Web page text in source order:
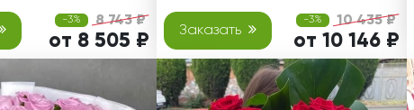
-3% 8 743 ₽
от 8 505 ₽
Заказать
-3% 10 435 ₽
от 10 146 ₽